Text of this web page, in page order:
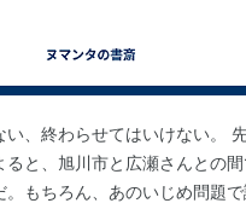
い、終わらせてはいけない。
ると、旭川市と広瀬さんとの
。もちろん、あのいじめ問題